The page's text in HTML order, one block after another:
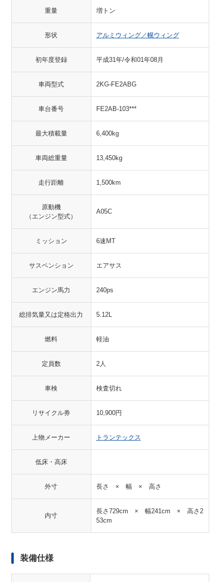
重量 増トン
形状 アルミウィング／幌ウィング
初年度登録 平成31年/令和01年08月
車両型式 2KG-FE2ABG
車台番号 FE2AB-103***
最大積載量 6,400kg
車両総重量 13,450kg
走行距離 1,500km
原動機
（エンジン型式）
A05C
ミッション 6速MT
サスペンション エアサス
エンジン馬力 240ps
総排気量又は定格出力 5.12L
燃料 軽油
定員数 2人
車検 検査切れ
リサイクル券 10,900円
上物メーカー トランテックス
低床・高床
外寸 長さ × 幅 × 高さ
内寸
長さ729cm × 幅241cm × 高さ2
53cm
装備仕様